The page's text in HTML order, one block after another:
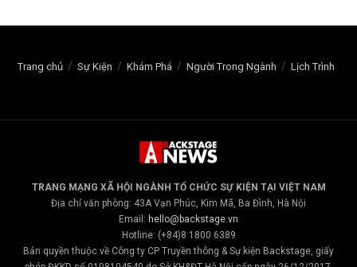
Trang chủ Sự Kiện Khám Phá Người Trong Ngành Lịch Trình
TRANG MẠNG XÃ HỘI NGÀNH TỔ CHỨC SỰ KIỆN TẠI VIỆT NAM
Địa chỉ văn phòng: 43A Vạn Phúc, Kim Mã, Ba Đình, Hà Nội
Email: hello@backstage.vn
Hotline: (+84)8 1800 6389
Bản quyền thuộc về Công ty CP Truyền thông & Sự kiện Backstage, giấy